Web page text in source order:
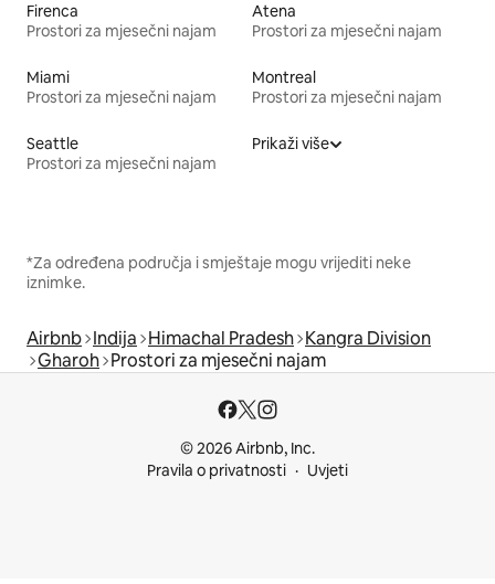
Firenca
Prostori za mjesečni najam
Atena
Prostori za mjesečni najam
Miami
Prostori za mjesečni najam
Montreal
Prostori za mjesečni najam
Seattle
Prostori za mjesečni najam
Prikaži više
*Za određena područja i smještaje mogu vrijediti neke
iznimke.
Airbnb Indija Himachal Pradesh Kangra Division
Gharoh Prostori za mjesečni najam
© 2026 Airbnb, Inc.
Pravila o privatnosti
Uvjeti